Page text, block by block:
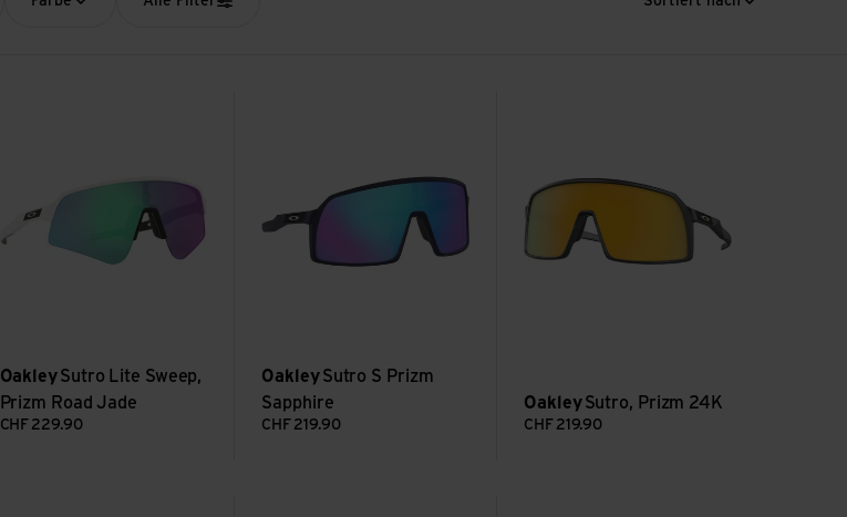
OakleySutro Lite Sweep,
Prizm Road Jade
CHF 229.90
Oakley Sutro S Prizm
Sapphire
CHF 219.90
Oakley Sutro, Prizm 24K
CHF 219.90